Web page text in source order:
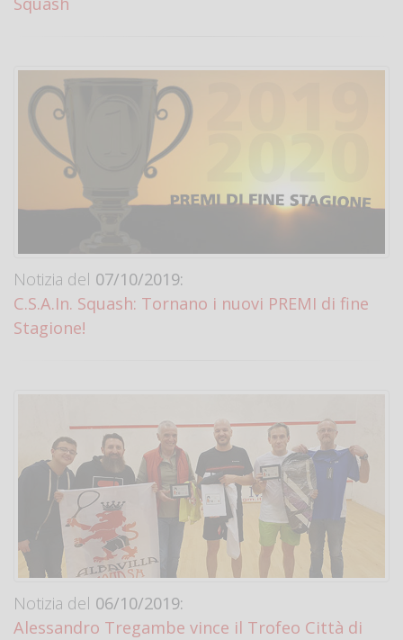
Notizia del 07/10/2019:
C.S.A.In. Squash: Tornano i nuovi PREMI di fine
Stagione!
Notizia del 06/10/2019:
Alessandro Tregambe vince il Trofeo Città di